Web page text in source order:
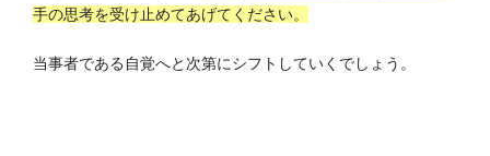
手の思考を受け止めてあげてください。
当事者である自覚へと次第にシフトしていくでしょう。